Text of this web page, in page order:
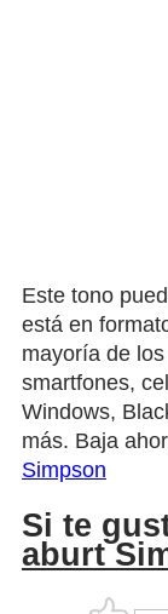
Este tono
está en
mayoría de
smartfones,
Windows,
más. Baja
Simpson
Si te
aburt